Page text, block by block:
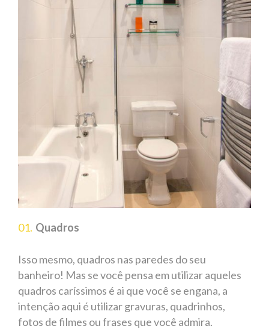
Quadros
Isso mesmo, quadros nas paredes do seu
banheiro! Mas se você pensa em utilizar aqueles
quadros caríssimos é ai que você se engana, a
intenção aqui é utilizar gravuras, quadrinhos,
fotos de filmes ou frases que você admira.